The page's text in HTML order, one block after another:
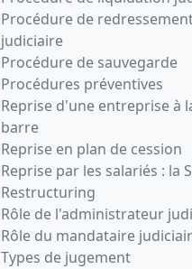
Procédure de
judiciaire
Procédure de sauvegarde
Procédures préventives
Reprise d'une entreprise à
barre
Reprise en plan de cession
Reprise par les salariés : la
Restructuring
Rôle de l'administrateur
Rôle du mandataire
Types de jugement